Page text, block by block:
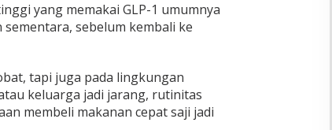
yang memakai GLP-1 umumnya
sebelum kembali ke
tapi juga pada lingkungan
keluarga jadi jarang, rutinitas
membeli makanan cepat saji jadi